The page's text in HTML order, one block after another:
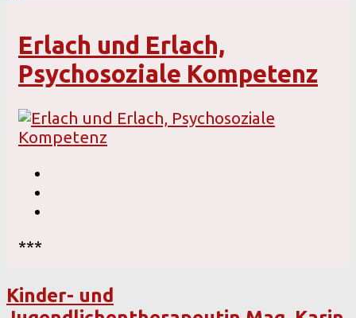
Erlach und Erlach,
Psychosoziale Kompetenz
***
Kinder- und